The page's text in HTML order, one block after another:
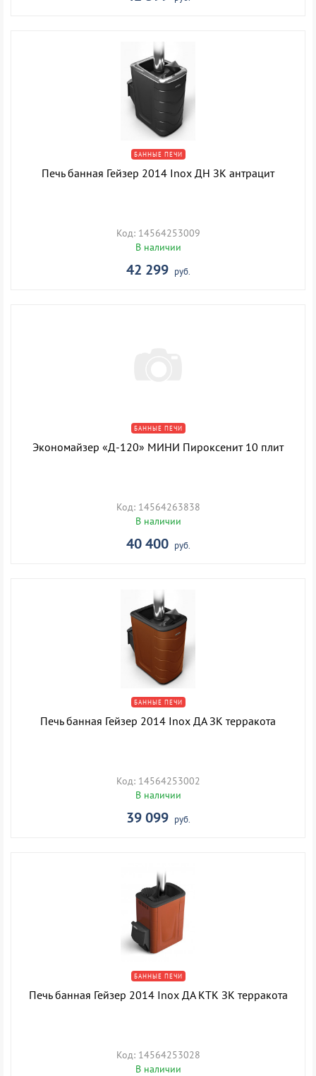
БАННЫЕ ПЕЧИ
Печь банная Гейзер 2014 Inox ДН ЗК антрацит
Код: 14564253009
В наличии
42 299 руб.
БАННЫЕ ПЕЧИ
Экономайзер «Д-120» МИНИ Пироксенит 10 плит
Код: 14564263838
В наличии
40 400 руб.
БАННЫЕ ПЕЧИ
Печь банная Гейзер 2014 Inox ДА ЗК терракота
Код: 14564253002
В наличии
39 099 руб.
БАННЫЕ ПЕЧИ
Печь банная Гейзер 2014 Inox ДА КТК ЗК терракота
Код: 14564253028
В наличии